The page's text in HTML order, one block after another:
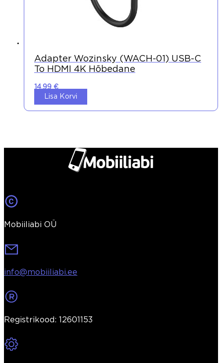
Adapter Wozinsky (WACH-01) USB-C
To HDMI 4K Hõbedane
14,99 €
Lisa Korvi
Mobiiliabi OÜ
info@mobiiliabi.ee
Registrikood: 12601153